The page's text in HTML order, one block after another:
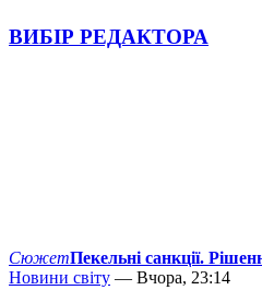
ВИБІР РЕДАКТОРА
СюжетПекельні санкції.
Новини світу — Вчора, 23:14